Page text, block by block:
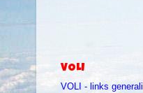
VOLI
VOLI - links generali